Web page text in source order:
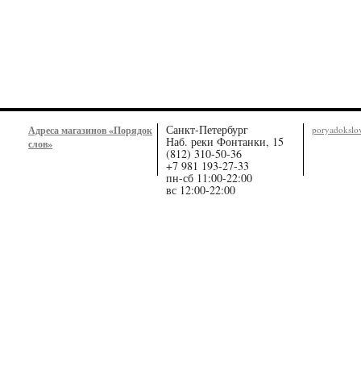
Адреса магазинов «Порядок
слов»
Санкт-Петербург
Наб. реки Фонтанки, 15
(812) 310-50-36
+7 981 193-27-33
пн-сб 11:00-22:00
вс 12:00-22:00